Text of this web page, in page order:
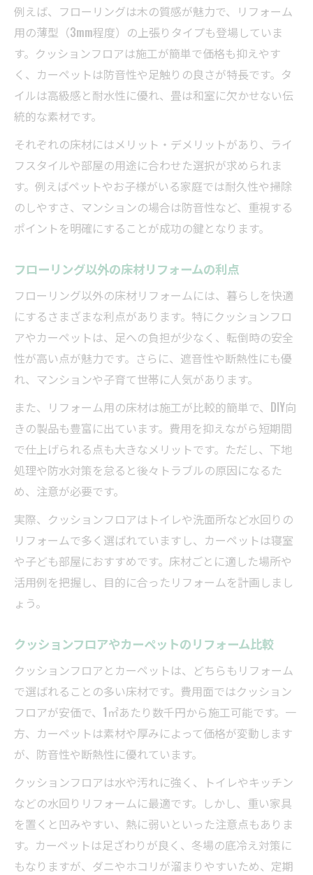
例えば、フローリングは木の質感が魅力で、リフォーム
用の薄型（3mm程度）の上張りタイプも登場していま
す。クッションフロアは施工が簡単で価格も抑えやす
く、カーペットは防音性や足触りの良さが特長です。タ
イルは高級感と耐水性に優れ、畳は和室に欠かせない伝
統的な素材です。
それぞれの床材にはメリット・デメリットがあり、ライ
フスタイルや部屋の用途に合わせた選択が求められま
す。例えばペットやお子様がいる家庭では耐久性や掃除
のしやすさ、マンションの場合は防音性など、重視する
ポイントを明確にすることが成功の鍵となります。
フローリング以外の床材リフォームの利点
フローリング以外の床材リフォームには、暮らしを快適
にするさまざまな利点があります。特にクッションフロ
アやカーペットは、足への負担が少なく、転倒時の安全
性が高い点が魅力です。さらに、遮音性や断熱性にも優
れ、マンションや子育て世帯に人気があります。
また、リフォーム用の床材は施工が比較的簡単で、DIY向
きの製品も豊富に出ています。費用を抑えながら短期間
で仕上げられる点も大きなメリットです。ただし、下地
処理や防水対策を怠ると後々トラブルの原因になるた
め、注意が必要です。
実際、クッションフロアはトイレや洗面所など水回りの
リフォームで多く選ばれていますし、カーペットは寝室
や子ども部屋におすすめです。床材ごとに適した場所や
活用例を把握し、目的に合ったリフォームを計画しまし
ょう。
クッションフロアやカーペットのリフォーム比較
クッションフロアとカーペットは、どちらもリフォーム
で選ばれることの多い床材です。費用面ではクッション
フロアが安価で、1㎡あたり数千円から施工可能です。一
方、カーペットは素材や厚みによって価格が変動します
が、防音性や断熱性に優れています。
クッションフロアは水や汚れに強く、トイレやキッチン
などの水回りリフォームに最適です。しかし、重い家具
を置くと凹みやすい、熱に弱いといった注意点もありま
す。カーペットは足ざわりが良く、冬場の底冷え対策に
もなりますが、ダニやホコリが溜まりやすいため、定期